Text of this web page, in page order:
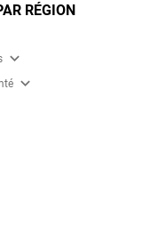
RÉGION
expand_more
expand_more